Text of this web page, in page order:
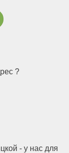
?
- у нас для